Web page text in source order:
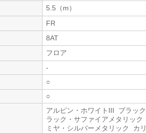
5.5（m）
FR
8AT
フロア
-
○
○
アルピン・ホワイトIII ブラッ
ラック・サファイアメタリッ
ミヤ・シルバーメタリック カ